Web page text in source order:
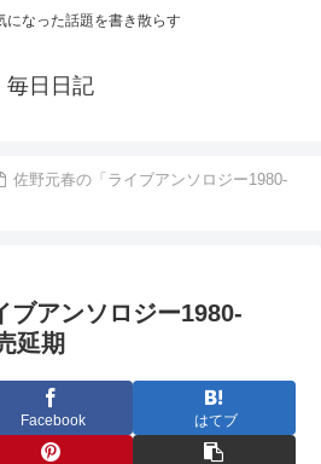
になった話題を書き散らす
毎日日記
佐野元春の「ライブアンソロジー1980-
ブアンソロジー1980-
延期
Facebook はてブ